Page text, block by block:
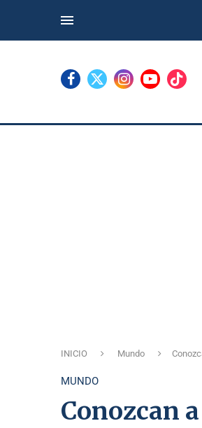
INICIO Mundo
MUNDO
Conozcan